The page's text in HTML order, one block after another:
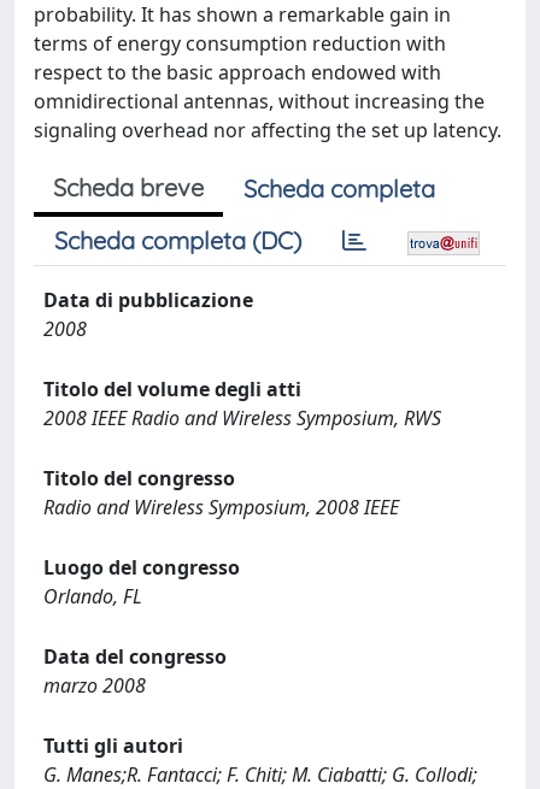
probability. It has shown a remarkable gain in
terms of energy consumption reduction with
respect to the basic approach endowed with
omnidirectional antennas, without increasing the
signaling overhead nor affecting the set up latency.
Scheda breve
Scheda completa
Scheda completa (DC)
Data di pubblicazione
2008
Titolo del volume degli atti
2008 IEEE Radio and Wireless Symposium, RWS
Titolo del congresso
Radio and Wireless Symposium, 2008 IEEE
Luogo del congresso
Orlando, FL
Data del congresso
marzo 2008
Tutti gli autori
G. Manes;R. Fantacci; F. Chiti; M. Ciabatti; G. Collodi;